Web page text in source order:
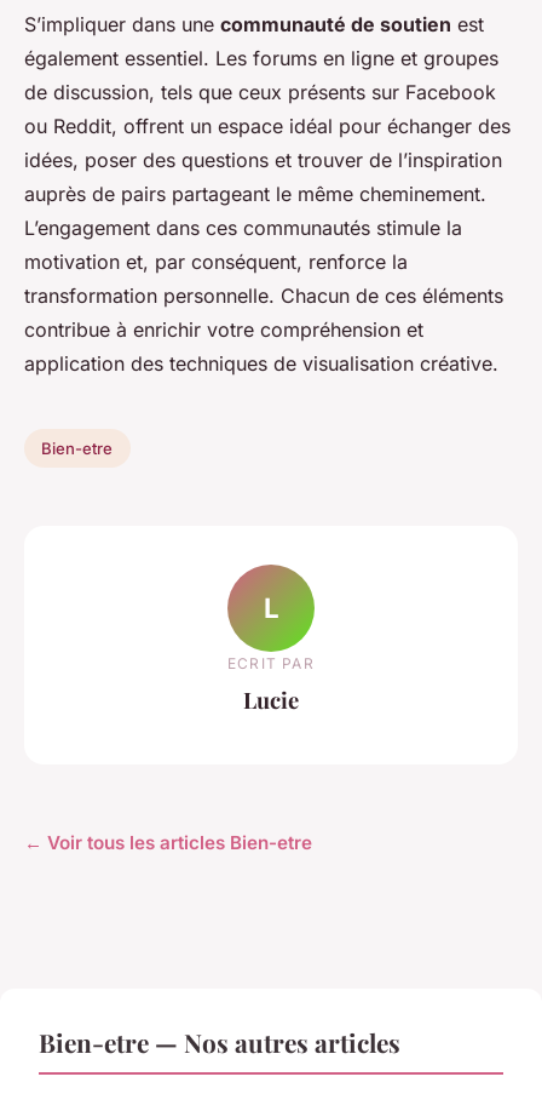
S’impliquer dans une communauté de soutien est
également essentiel. Les forums en ligne et groupes
de discussion, tels que ceux présents sur Facebook
ou Reddit, offrent un espace idéal pour échanger des
idées, poser des questions et trouver de l’inspiration
auprès de pairs partageant le même cheminement.
L’engagement dans ces communautés stimule la
motivation et, par conséquent, renforce la
transformation personnelle. Chacun de ces éléments
contribue à enrichir votre compréhension et
application des techniques de visualisation créative.
Bien-etre
L
ECRIT PAR
Lucie
← Voir tous les articles Bien-etre
Bien-etre — Nos autres articles